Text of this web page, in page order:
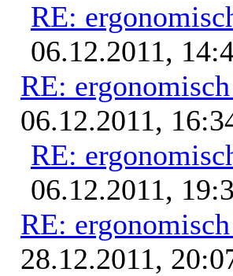
RE:
06.12.2011,
RE:
06.12.2011,
RE:
06.12.2011,
RE:
28.12.2011,